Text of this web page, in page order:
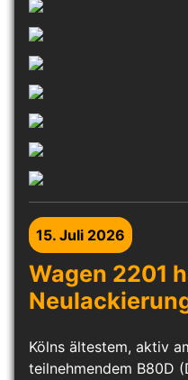
15. Juli 2026
Wagen 2201
Kölns ältestem, aktiv
teilnehmendem B80D